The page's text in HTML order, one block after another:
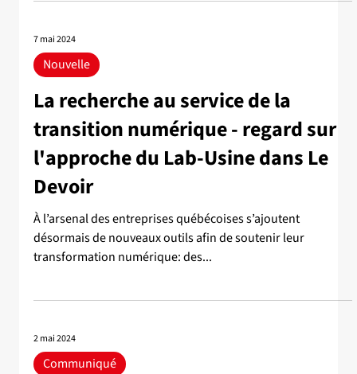
7 mai 2024
Nouvelle
La recherche au service de la
transition numérique - regard sur
l'approche du Lab-Usine dans Le
Devoir
À l’arsenal des entreprises québécoises s’ajoutent
désormais de nouveaux outils afin de soutenir leur
transformation numérique: des...
2 mai 2024
Communiqué